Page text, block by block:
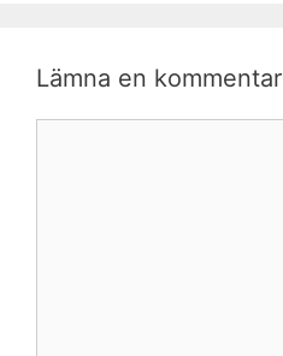
Lämna en kommentar